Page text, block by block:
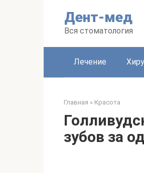
Дент-мед
Вся стоматология
Лечение
Главная » Красота
зубов за